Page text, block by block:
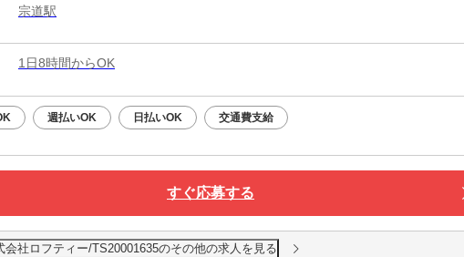
宗道駅
1日8時間からOK
週払いOK 日払いOK 交通費支給
すぐ応募する
会社ロフティー/TS20001635のその他の求人を見る